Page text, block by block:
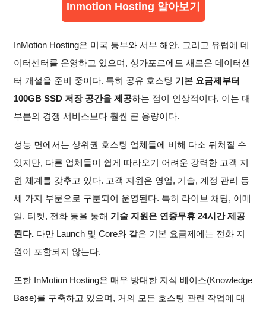
Inmotion Hosting 알아보기
InMotion Hosting은 미국 동부와 서부 해안, 그리고 유럽에 데
이터센터를 운영하고 있으며, 싱가포르에도 새로운 데이터센
터 개설을 준비 중이다. 특히 공유 호스팅 기본 요금제부터
100GB SSD 저장 공간을 제공하는 점이 인상적이다. 이는 대
부분의 경쟁 서비스보다 훨씬 큰 용량이다.
성능 면에서는 상위권 호스팅 업체들에 비해 다소 뒤처질 수
있지만, 다른 업체들이 쉽게 따라오기 어려운 강력한 고객 지
원 체계를 갖추고 있다. 고객 지원은 영업, 기술, 계정 관리 등
세 가지 부문으로 구분되어 운영된다. 특히 라이브 채팅, 이메
일, 티켓, 전화 등을 통해 기술 지원은 연중무휴 24시간 제공
된다. 다만 Launch 및 Core와 같은 기본 요금제에는 전화 지
원이 포함되지 않는다.
또한 InMotion Hosting은 매우 방대한 지식 베이스(Knowledge
Base)를 구축하고 있으며, 거의 모든 호스팅 관련 작업에 대